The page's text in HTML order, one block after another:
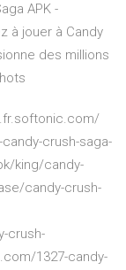
APK -
à jouer à Candy
des millions
crush-saga-
king/candy-
candy-crush-
crush-
1327-candy-